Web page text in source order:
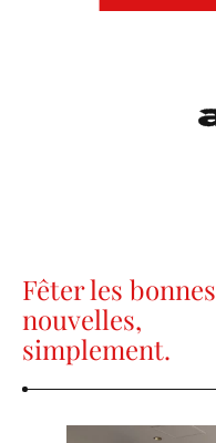
Fêter les bonnes
nouvelles,
simplement.